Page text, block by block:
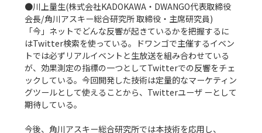
●川上量生(株式会社KADOKAWA・DWANGO代表取締役
会長/角川アスキー総合研究所 取締役・主席研究員)
「今」ネットでどんな反響が起きているかを把握するに
はTwitter検索を使っている。ドワンゴで主催するイベン
トでは必ずリアルイベントと生放送を組み合わせている
が、効果測定の指標の一つとしてTwitterでの反響をチェ
ックしている。今回開発した技術は定量的なマーケティン
グツールとして使えることから、Twitterユーザ ーとして
期待している。
今後、角川アスキー総合研究所では本技術を応用し、